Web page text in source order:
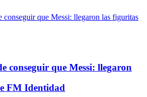
conseguir que Messi: llegaron
FM Identidad